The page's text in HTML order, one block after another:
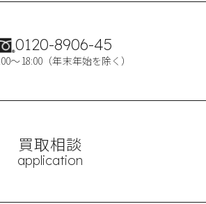
0120-8906-45
～18:00（年末年始を除く）
買取相談
application